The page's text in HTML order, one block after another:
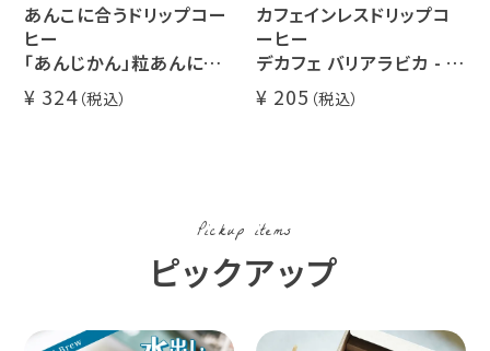
あんこに合うドリップコー
ヒー
「あんじかん」粒あんに合
う珈琲 1杯分
324
カフェインレスドリップコ
ーヒー
デカフェ バリアラビカ - ア
ロナ - 1杯分
205
Pickup items
ピックアップ